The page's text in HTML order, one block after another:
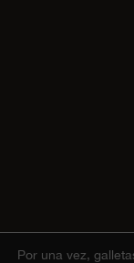
Por una vez,